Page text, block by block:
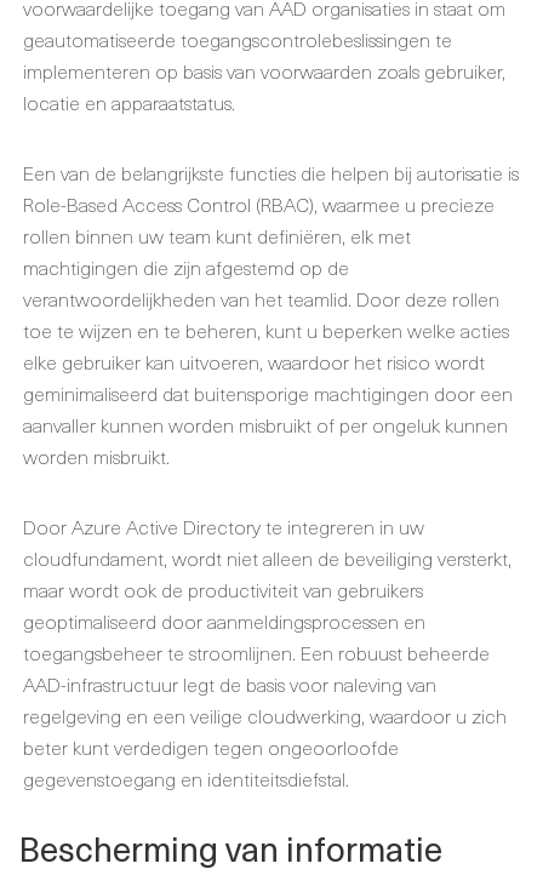
voorwaardelijke toegang van AAD organisaties in staat om
geautomatiseerde toegangscontrolebeslissingen te
implementeren op basis van voorwaarden zoals gebruiker,
locatie en apparaatstatus.
Een van de belangrijkste functies die helpen bij autorisatie is
Role-Based Access Control (RBAC), waarmee u precieze
rollen binnen uw team kunt definiëren, elk met
machtigingen die zijn afgestemd op de
verantwoordelijkheden van het teamlid. Door deze rollen
toe te wijzen en te beheren, kunt u beperken welke acties
elke gebruiker kan uitvoeren, waardoor het risico wordt
geminimaliseerd dat buitensporige machtigingen door een
aanvaller kunnen worden misbruikt of per ongeluk kunnen
worden misbruikt.
Door Azure Active Directory te integreren in uw
cloudfundament, wordt niet alleen de beveiliging versterkt,
maar wordt ook de productiviteit van gebruikers
geoptimaliseerd door aanmeldingsprocessen en
toegangsbeheer te stroomlijnen. Een robuust beheerde
AAD-infrastructuur legt de basis voor naleving van
regelgeving en een veilige cloudwerking, waardoor u zich
beter kunt verdedigen tegen ongeoorloofde
gegevenstoegang en identiteitsdiefstal.
Bescherming van informatie